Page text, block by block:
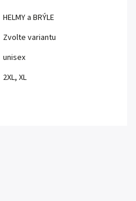
HELMY a BRÝLE
Zvolte variantu
unisex
2XL, XL